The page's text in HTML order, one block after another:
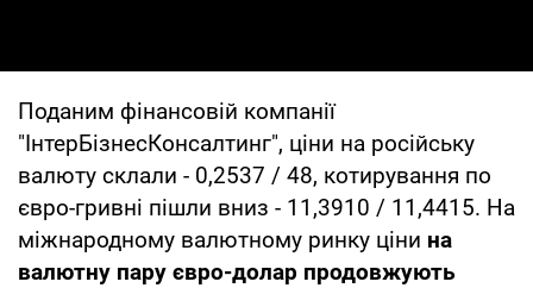
Поданим фінансовій компанії
"ІнтерБізнесКонсалтинг", ціни на російську
валюту склали - 0,2537 / 48, котирування по
євро-гривні пішли вниз - 11,3910 / 11,4415. На
міжнародному валютному ринку ціни на
валютну пару євро-долар продовжують